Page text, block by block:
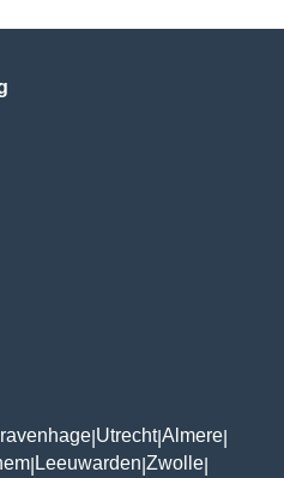
Utrecht|Almere
Leeuwarden Zwolle